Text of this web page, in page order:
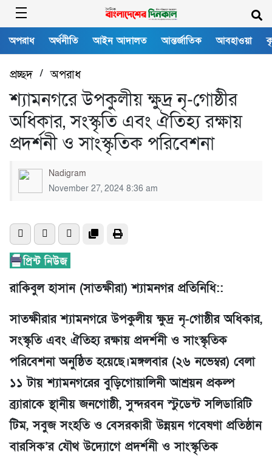
অপরাধ অর্থনীতি আইন আদালত আন্তর্জাতিক আবহাওয়া
প্রচ্ছদ/অপরাধ
শ্যামনগরে উপকুলীয় ক্ষুদ্র নৃ-গোষ্ঠীর
অধিকার, সংস্কৃতি এবং ঐতিহ্য রক্ষায়
প্রদর্শনী ও সাংস্কৃতিক পরিবেশনা
Nadigram
November 27, 2024 8:36 am
রাকিবুল হাসান (সাতক্ষীরা) শ্যামনগর প্রতিনিধি::
সাতক্ষীরার শ্যামনগরে উপকুলীয় ক্ষুদ্র নৃ-গোষ্ঠীর অধিকার,
সংস্কৃতি এবং ঐতিহ্য রক্ষায় প্রদর্শনী ও সাংস্কৃতিক
পরিবেশনা অনুষ্ঠিত হয়েছে।মঙ্গলবার (২৬ নভেম্বর) বেলা
১১ টায় শ্যামনগরের বুড়িগোয়ালিনী আশ্রয়ন প্রকল্প
ব্র্যারাকে স্থানীয় জনগোষ্ঠী, সুন্দরবন স্টুডেন্ট সলিডারিটি
টিম, সবুজ সংহতি ও বেসরকারী উন্নয়ন গবেষণা প্রতিষ্ঠান
বারসিক’র যৌথ উদ্যোগে প্রদর্শনী ও সাংস্কৃতিক